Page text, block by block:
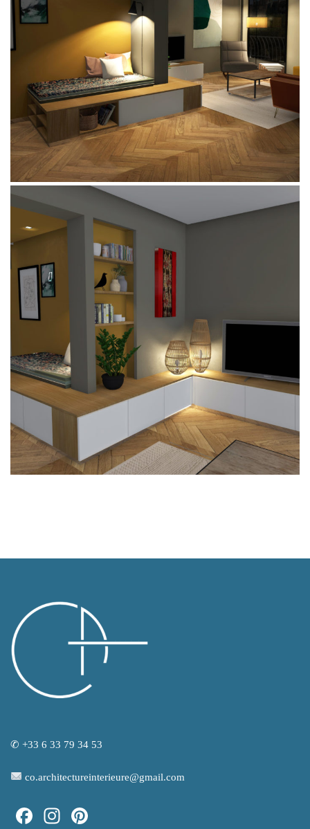
✆ +33 6 33 79 34 53
co.architectureinterieure@gmail.com
Facebook
Instagram